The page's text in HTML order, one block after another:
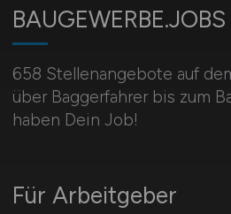
BAUGEWERBE.JOBS
658 Stellenangebote auf
über Baggerfahrer bis zum
haben Dein Job!
Für Arbeitgeber